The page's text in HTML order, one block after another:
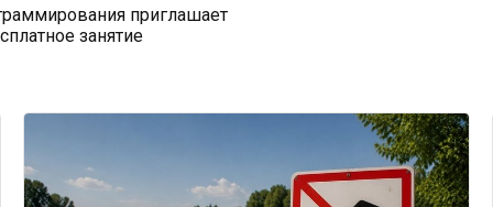
приглашает
занятие